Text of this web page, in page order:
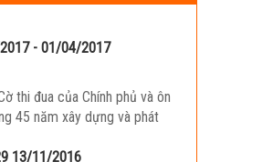
- 01/04/2017
thi đua của Chính phủ và ôn
45 năm xây dựng và phát
13/11/2016